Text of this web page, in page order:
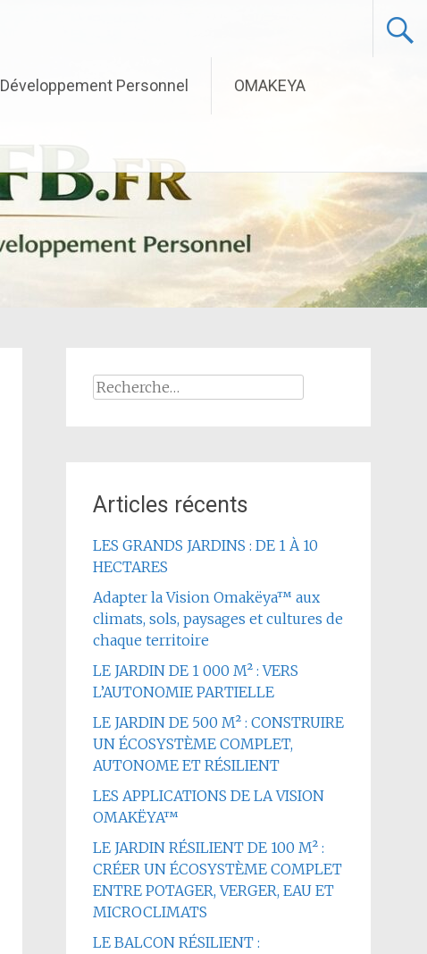
Développement Personnel OMAKEYA
Rechercher :
Articles récents
LES GRANDS JARDINS : DE 1 À 10
HECTARES
Adapter la Vision Omakëya™ aux
climats, sols, paysages et cultures de
chaque territoire
LE JARDIN DE 1 000 M² : VERS
L’AUTONOMIE PARTIELLE
LE JARDIN DE 500 M² : CONSTRUIRE
UN ÉCOSYSTÈME COMPLET,
AUTONOME ET RÉSILIENT
LES APPLICATIONS DE LA VISION
OMAKËYA™
LE JARDIN RÉSILIENT DE 100 M² :
CRÉER UN ÉCOSYSTÈME COMPLET
ENTRE POTAGER, VERGER, EAU ET
MICROCLIMATS
LE BALCON RÉSILIENT :